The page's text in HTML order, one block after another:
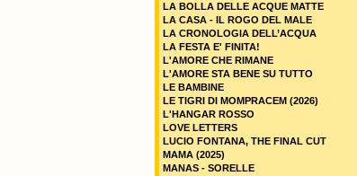
LA BOLLA DELLE ACQUE MATTE
LA CASA - IL ROGO DEL MALE
LA CRONOLOGIA DELL’ACQUA
LA FESTA E' FINITA!
L'AMORE CHE RIMANE
L'AMORE STA BENE SU TUTTO
LE BAMBINE
LE TIGRI DI MOMPRACEM (2026)
L'HANGAR ROSSO
LOVE LETTERS
LUCIO FONTANA, THE FINAL CUT
MAMA (2025)
MANAS - SORELLE